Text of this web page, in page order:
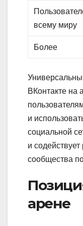
всему миру
Более
ВКонтакте на
и
социальной
и
сообщества
арене